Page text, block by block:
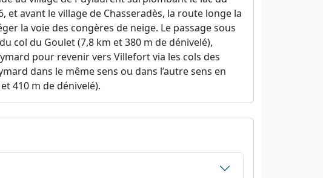
avant le village de Chasseradès, la route longe la
la voie des congères de neige. Le passage sous
col du Goulet (7,8 km et 380 m de dénivelé),
pour revenir vers Villefort via les cols des
dans le même sens ou dans l’autre sens en
410 m de dénivelé).